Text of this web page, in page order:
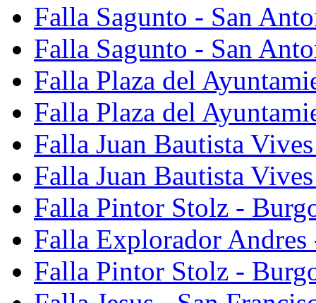
Falla Sagunto - San
Falla Sagunto - San
Falla Plaza del
Falla Plaza del
Falla Juan Bautista
Falla Juan Bautista
Falla Pintor Stolz -
Falla Explorador Andres
Falla Pintor Stolz -